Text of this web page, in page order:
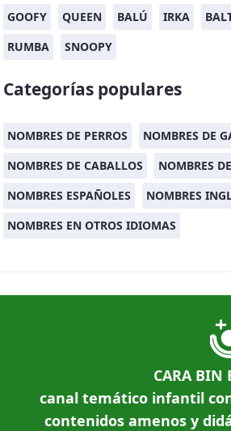
GOOFY
QUEEN BALÚ IRKA
RUMBA
SNOOPY
Categorías populares
NOMBRES DE PERROS NOMBRES DE
NOMBRES DE CABALLOS
NOMBRES
NOMBRES ESPAÑOLES
NOMBRES
NOMBRES EN OTROS IDIOMAS
CARA BIN
canal temático infantil
contenidos amenos y